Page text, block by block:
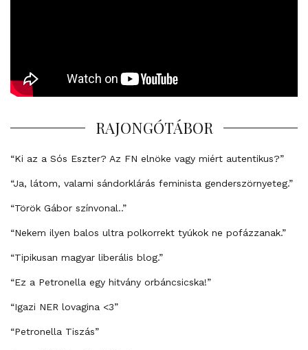
RAJONGÓTÁBOR
“Ki az a Sós Eszter? Az FN elnöke vagy miért autentikus?”
“Ja, látom, valami sándorklárás feminista genderszörnyeteg.”
“Török Gábor színvonal..”
“Nekem ilyen balos ultra polkorrekt tyúkok ne pofázzanak.”
“Tipikusan magyar liberális blog.”
“Ez a Petronella egy hitvány orbáncsicska!”
“Igazi NER lovagina <3”
“Petronella Tiszás”